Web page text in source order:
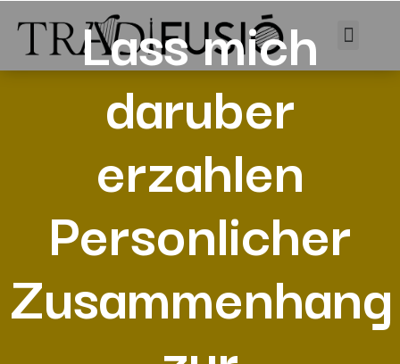
Lass mich
daruber
erzahlen
Personlicher
Zusammenhang